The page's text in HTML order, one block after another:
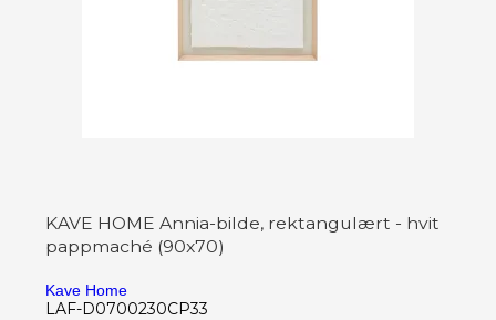
KAVE HOME Annia-bilde, rektangulært - hvit
pappmaché (90x70)
Kave Home
LAF-D0700230CP33